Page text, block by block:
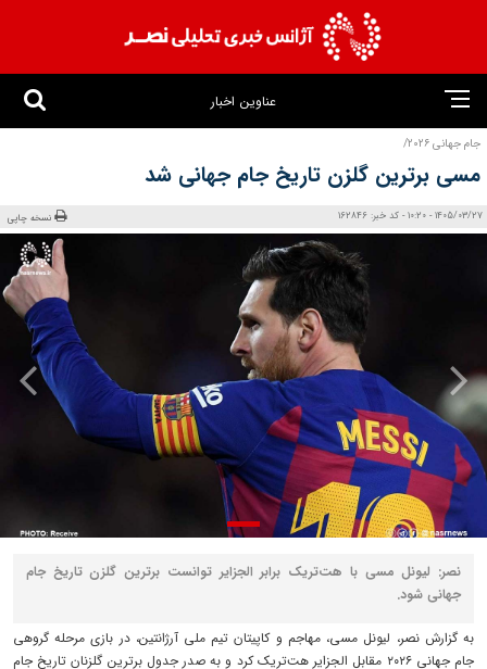
عناوین اخبار
جام جهانی ۲۰۲۶/
مسی برترین گلزن تاریخ جام جهانی شد
1405/03/27 - 10:20 - کد خبر: 162846 نسخه چاپی
نصر: لیونل مسی با هت‌تریک برابر الجزایر توانست برترین گلزن تاریخ جام
جهانی شود.
به گزارش نصر، لیونل مسی، مهاجم و کاپیتان تیم ملی آرژانتین، در بازی مرحله گروهی
جام جهانی ۲۰۲۶ مقابل الجزایر هت‌تریک کرد و به صدر جدول برترین گلزنان تاریخ جام